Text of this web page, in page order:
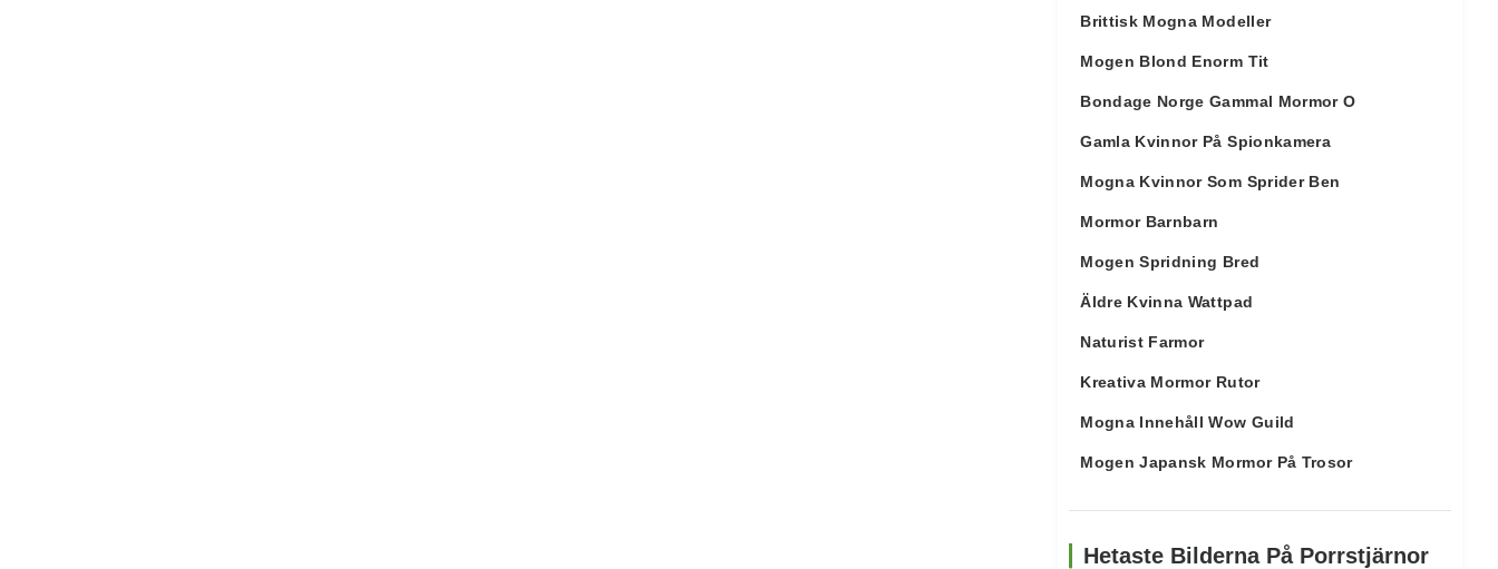
Brittisk Mogna Modeller
Mogen Blond Enorm Tit
Bondage Norge Gammal Mormor O
Gamla Kvinnor På Spionkamera
Mogna Kvinnor Som Sprider Ben
Mormor Barnbarn
Mogen Spridning Bred
Äldre Kvinna Wattpad
Naturist Farmor
Kreativa Mormor Rutor
Mogna Innehåll Wow Guild
Mogen Japansk Mormor På Trosor
Hetaste Bilderna På Porrstjärnor